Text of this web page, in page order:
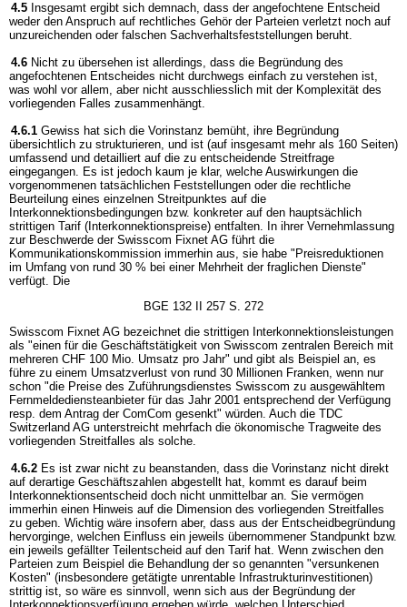
4.5 Insgesamt ergibt sich demnach, dass der angefochtene Entscheid
weder den Anspruch auf rechtliches Gehör der Parteien verletzt noch auf
unzureichenden oder falschen Sachverhaltsfeststellungen beruht.
4.6 Nicht zu übersehen ist allerdings, dass die Begründung des
angefochtenen Entscheides nicht durchwegs einfach zu verstehen ist,
was wohl vor allem, aber nicht ausschliesslich mit der Komplexität des
vorliegenden Falles zusammenhängt.
4.6.1 Gewiss hat sich die Vorinstanz bemüht, ihre Begründung
übersichtlich zu strukturieren, und ist (auf insgesamt mehr als 160 Seiten)
umfassend und detailliert auf die zu entscheidende Streitfrage
eingegangen. Es ist jedoch kaum je klar, welche Auswirkungen die
vorgenommenen tatsächlichen Feststellungen oder die rechtliche
Beurteilung eines einzelnen Streitpunktes auf die
Interkonnektionsbedingungen bzw. konkreter auf den hauptsächlich
strittigen Tarif (Interkonnektionspreise) entfalten. In ihrer Vernehmlassung
zur Beschwerde der Swisscom Fixnet AG führt die
Kommunikationskommission immerhin aus, sie habe "Preisreduktionen
im Umfang von rund 30 % bei einer Mehrheit der fraglichen Dienste"
verfügt. Die
BGE 132 II 257 S. 272
Swisscom Fixnet AG bezeichnet die strittigen Interkonnektionsleistungen
als "einen für die Geschäftstätigkeit von Swisscom zentralen Bereich mit
mehreren CHF 100 Mio. Umsatz pro Jahr" und gibt als Beispiel an, es
führe zu einem Umsatzverlust von rund 30 Millionen Franken, wenn nur
schon "die Preise des Zuführungsdienstes Swisscom zu ausgewähltem
Fernmeldediensteanbieter für das Jahr 2001 entsprechend der Verfügung
resp. dem Antrag der ComCom gesenkt" würden. Auch die TDC
Switzerland AG unterstreicht mehrfach die ökonomische Tragweite des
vorliegenden Streitfalles als solche.
4.6.2 Es ist zwar nicht zu beanstanden, dass die Vorinstanz nicht direkt
auf derartige Geschäftszahlen abgestellt hat, kommt es darauf beim
Interkonnektionsentscheid doch nicht unmittelbar an. Sie vermögen
immerhin einen Hinweis auf die Dimension des vorliegenden Streitfalles
zu geben. Wichtig wäre insofern aber, dass aus der Entscheidbegründung
hervorginge, welchen Einfluss ein jeweils übernommener Standpunkt bzw.
ein jeweils gefällter Teilentscheid auf den Tarif hat. Wenn zwischen den
Parteien zum Beispiel die Behandlung der so genannten "versunkenen
Kosten" (insbesondere getätigte unrentable Infrastrukturinvestitionen)
strittig ist, so wäre es sinnvoll, wenn sich aus der Begründung der